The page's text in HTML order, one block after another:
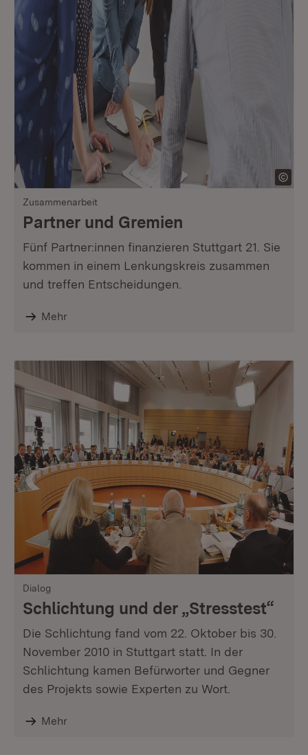
Zusammenarbeit
Partner und Gremien
Fünf Partner:innen finanzieren Stuttgart 21. Sie
kommen in einem Lenkungskreis zusammen
und treffen Entscheidungen.
Mehr
Dialog
Schlichtung und der „Stresstest“
Die Schlichtung fand vom 22. Oktober bis 30.
November 2010 in Stuttgart statt. In der
Schlichtung kamen Befürworter und Gegner
des Projekts sowie Experten zu Wort.
Mehr